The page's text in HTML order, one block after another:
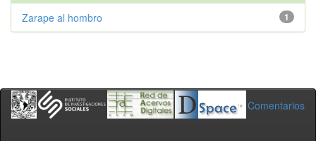
1
Zarape al hombro
Comentarios